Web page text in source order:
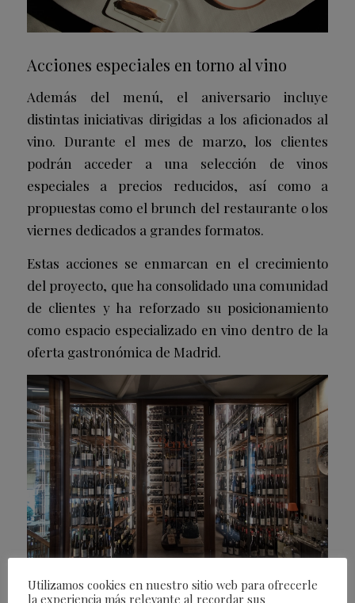
Acciones especiales en torno al vino
Además del menú, el aniversario incluye
distintas iniciativas dirigidas a los aficionados al
vino. Durante el mes de marzo, los clientes
podrán acceder a una selección de vinos
especiales a precios reducidos, así como a
propuestas como el brunch del restaurante o los
viernes dedicados a grandes formatos.
Estas acciones se enmarcan en el crecimiento
del proyecto, que ha consolidado una comunidad
de clientes y ha reforzado su posicionamiento
como espacio especializado en vino dentro de la
oferta gastronómica de Madrid.
Utilizamos cookies en nuestro sitio web para ofrecerle
la experiencia más relevante al recordar sus